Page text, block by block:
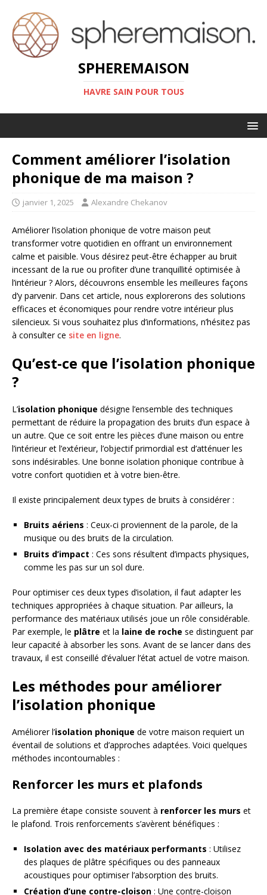
SPHEREMAISON
HAVRE SAIN POUR TOUS
Comment améliorer l’isolation
phonique de ma maison ?
janvier 1, 2025 Alexandre Chekanov
Améliorer l’isolation phonique de votre maison peut
transformer votre quotidien en offrant un environnement
calme et paisible. Vous désirez peut-être échapper au bruit
incessant de la rue ou profiter d’une tranquillité optimisée à
l’intérieur ? Alors, découvrons ensemble les meilleures façons
d’y parvenir. Dans cet article, nous explorerons des solutions
efficaces et économiques pour rendre votre intérieur plus
silencieux. Si vous souhaitez plus d’informations, n’hésitez pas
à consulter ce site en ligne.
Qu’est-ce que l’isolation phonique
?
L’isolation phonique désigne l’ensemble des techniques
permettant de réduire la propagation des bruits d’un espace à
un autre. Que ce soit entre les pièces d’une maison ou entre
l’intérieur et l’extérieur, l’objectif primordial est d’atténuer les
sons indésirables. Une bonne isolation phonique contribue à
votre confort quotidien et à votre bien-être.
Il existe principalement deux types de bruits à considérer :
Bruits aériens : Ceux-ci proviennent de la parole, de la
musique ou des bruits de la circulation.
Bruits d’impact : Ces sons résultent d’impacts physiques,
comme les pas sur un sol dure.
Pour optimiser ces deux types d’isolation, il faut adapter les
techniques appropriées à chaque situation. Par ailleurs, la
performance des matériaux utilisés joue un rôle considérable.
Par exemple, le plâtre et la laine de roche se distinguent par
leur capacité à absorber les sons. Avant de se lancer dans des
travaux, il est conseillé d’évaluer l’état actuel de votre maison.
Les méthodes pour améliorer
l’isolation phonique
Améliorer l’isolation phonique de votre maison requiert un
éventail de solutions et d’approches adaptées. Voici quelques
méthodes incontournables :
Renforcer les murs et plafonds
La première étape consiste souvent à renforcer les murs et
le plafond. Trois renforcements s’avèrent bénéfiques :
Isolation avec des matériaux performants : Utilisez
des plaques de plâtre spécifiques ou des panneaux
acoustiques pour optimiser l’absorption des bruits.
Création d’une contre-cloison : Une contre-cloison